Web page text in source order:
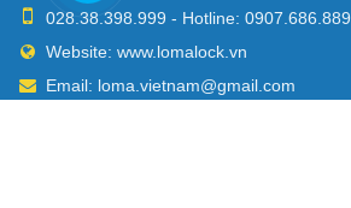
028.38.398.999 - Hotline: 0907.686.889
Website: www.lomalock.vn
Email: loma.vietnam@gmail.com